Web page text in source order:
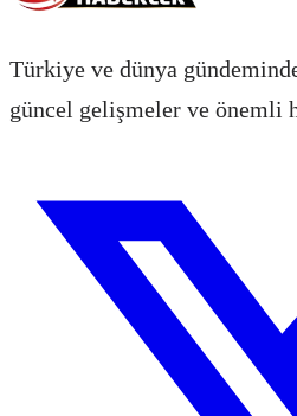
Türkiye ve dünya
güncel gelişmeler ve önemli